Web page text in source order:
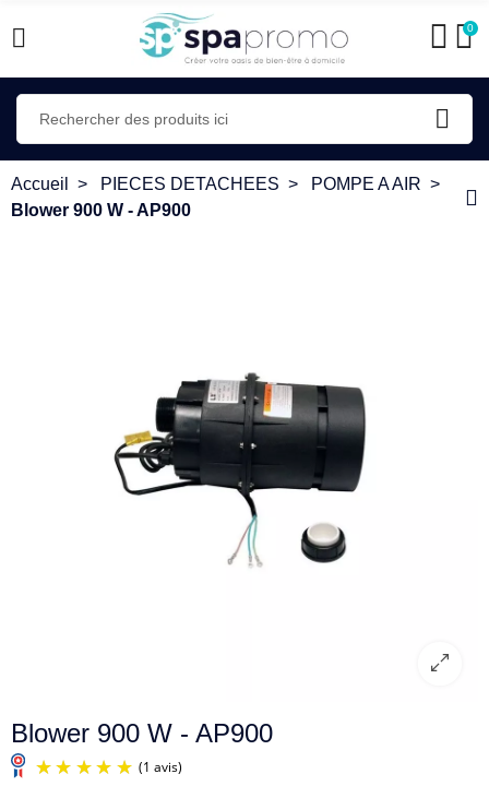
0
Accueil PIECES DETACHEES
POMPE A AIR
Blower 900 W - AP900
Blower 900 W - AP900